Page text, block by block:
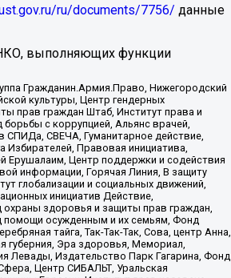
ru/documents/7756/ данные
выполняющих функции
Гражданин.Армия.Право, Нижегородский
культуры, Центр гендерных
прав граждан Штаб, Институт права и
с коррупцией, Альянс врачей,
СВЕЧА, Гуманитарное действие,
Избирателей, Правовая инициатива,
Ерушалаим, Центр поддержки и содействия
информации, Горячая Линия, В защиту
глобализации и социальных движений,
инициатив Действие,
здоровья и защиты прав граждан,
помощи осужденным и их семьям, Фонд
тайга, Так-Так-Так, Сова, центр Анна,
губерния, Эра здоровья, Мемориал,
Левады, Издательство Парк Гагарина, Фонд
Центр СИБАЛЬТ, Уральская